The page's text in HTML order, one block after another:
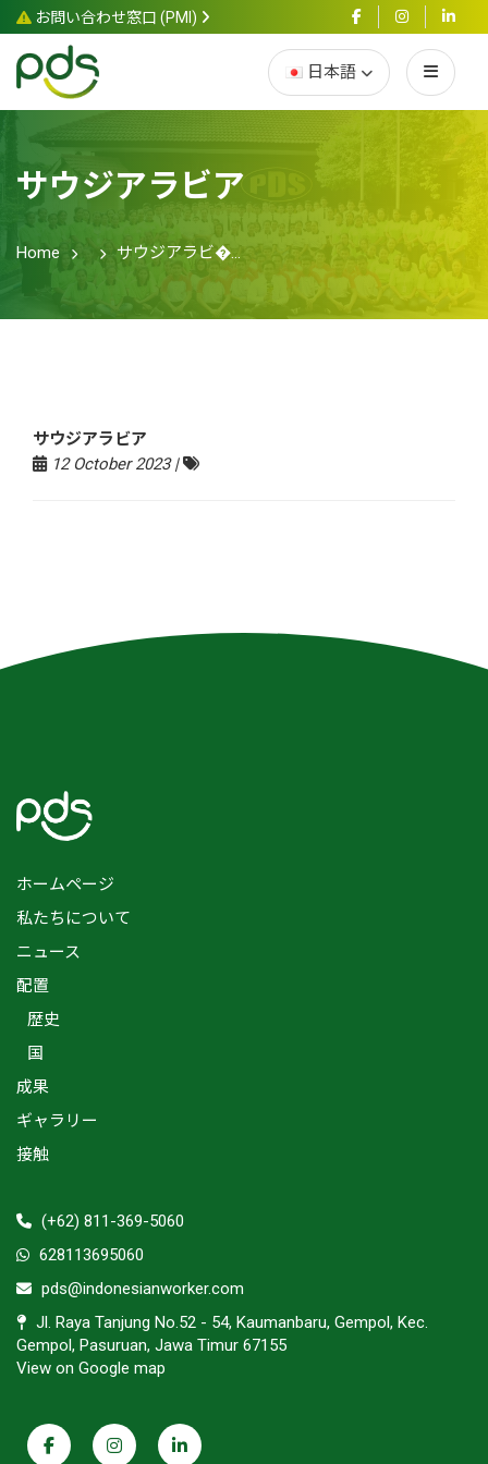
お問い合わせ窓口 (PMI)
日本語
サウジアラビア
Home サウジアラビ�...
サウジアラビア
12 October 2023 |
ホームページ
私たちについて
ニュース
配置
歴史
国
成果
ギャラリー
接触
(+62) 811-369-5060
628113695060
pds@indonesianworker.com
Jl. Raya Tanjung No.52 - 54, Kaumanbaru, Gempol, Kec.
Gempol, Pasuruan, Jawa Timur 67155
View on Google map